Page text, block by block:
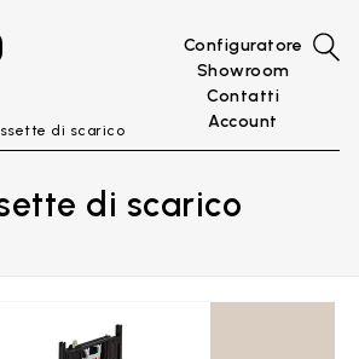
Configuratore
Showroom
Contatti
Account
di scarico
di scarico